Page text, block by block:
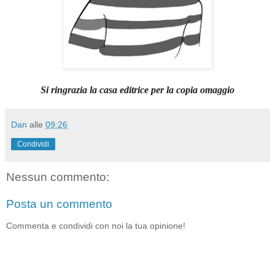
Si ringrazia la casa editrice per la copia omaggio
Dan alle 09:26
Condividi
Nessun commento:
Posta un commento
Commenta e condividi con noi la tua opinione!